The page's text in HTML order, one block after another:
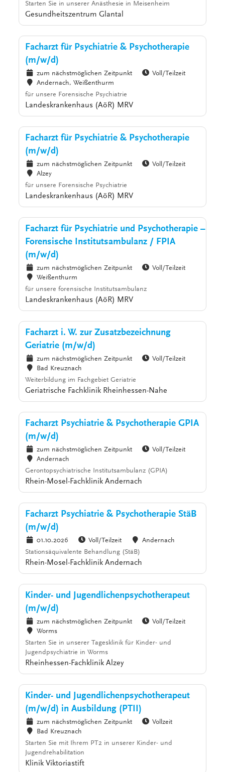
Starten Sie in unserer Anästhesie in Meisenheim
Gesundheitszentrum Glantal
Facharzt für Psychiatrie & Psychotherapie
(m/w/d)
zum nächstmöglichen Zeitpunkt
Voll/Teilzeit
Andernach, Weißenthurm
für unsere Forensische Psychiatrie
Landeskrankenhaus (AöR) MRV
Facharzt für Psychiatrie & Psychotherapie
(m/w/d)
zum nächstmöglichen Zeitpunkt
Voll/Teilzeit
Alzey
für unsere Forensische Psychiatrie
Landeskrankenhaus (AöR) MRV
Facharzt für Psychiatrie und Psychotherapie –
Forensische Institutsambulanz / FPIA
(m/w/d)
zum nächstmöglichen Zeitpunkt
Voll/Teilzeit
Weißenthurm
für unsere forensische Institutsambulanz
Landeskrankenhaus (AöR) MRV
Facharzt i. W. zur Zusatzbezeichnung
Geriatrie (m/w/d)
zum nächstmöglichen Zeitpunkt
Voll/Teilzeit
Bad Kreuznach
Weiterbildung im Fachgebiet Geriatrie
Geriatrische Fachklinik Rheinhessen-Nahe
Facharzt Psychiatrie & Psychotherapie GPIA
(m/w/d)
zum nächstmöglichen Zeitpunkt
Voll/Teilzeit
Andernach
Gerontopsychiatrische Institutsambulanz (GPIA)
Rhein-Mosel-Fachklinik Andernach
Facharzt Psychiatrie & Psychotherapie StäB
(m/w/d)
01.10.2026 Voll/Teilzeit
Andernach
Stationsäquivalente Behandlung (StäB)
Rhein-Mosel-Fachklinik Andernach
Kinder- und Jugendlichenpsychotherapeut
(m/w/d)
zum nächstmöglichen Zeitpunkt
Voll/Teilzeit
Worms
Starten Sie in unserer Tagesklinik für Kinder- und
Jugendpsychiatrie in Worms
Rheinhessen-Fachklinik Alzey
Kinder- und Jugendlichenpsychotherapeut
(m/w/d) in Ausbildung (PTII)
zum nächstmöglichen Zeitpunkt
Vollzeit
Bad Kreuznach
Starten Sie mit Ihrem PT2 in unserer Kinder- und
Jugendrehabilitation
Klinik Viktoriastift